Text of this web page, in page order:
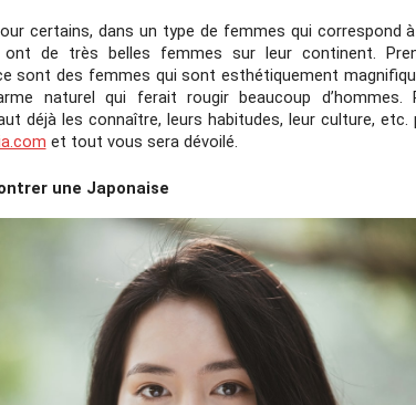
certains, dans un type de femmes qui correspond
ont de très belles femmes sur leur continent.
sont des femmes qui sont esthétiquement
naturel qui ferait rougir beaucoup d’hommes.
déjà les connaître, leurs habitudes, leur culture, etc.
et tout vous sera dévoilé.
une Japonaise